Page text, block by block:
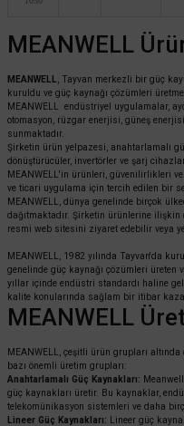
MEANWELL
MEANWELL
, Tayvan merkezli bir güç
kuruldu ve güç kaynağı çözümleri
MEANWELL endüstriyel uygulamalar,
otomasyon, rüzgar enerjisi, güneş
sunmaktadır.
Şirketin ürün yelpazesi, anahtarlamalı
dönüştürücüler, invertörler ve şarj
MEANWELL'in ürünleri, güvenilirlikleri
ve ticari uygulama için tercih edilen bir
MEANWELL, dünya genelinde birçok
dağıtmaktadır. Şirketin ürünlerine
resmi web sitesini ziyaret edebilir veya
MEANWELL, 1982 yılında Tayvan'da
genelinde güç kaynağı çözümleri üreten
yıllar içinde endüstri standardı haline
kalite konularında sağlam bir itibar
MEANWELL
MEANWELL, çeşitli ürün grupları
bazı önemli üretim grupları:
Anahtarlamalı Güç Kaynakları:
güç kaynakları üretir. Bu kaynaklar,
telekomünikasyon sistemleri ve daha
Lineer Güç Kaynakları: Lineer güç